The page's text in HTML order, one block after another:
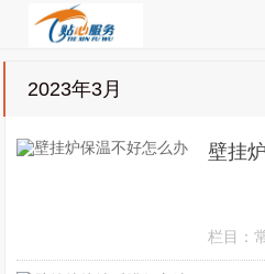
2023年3月
壁挂
栏目：